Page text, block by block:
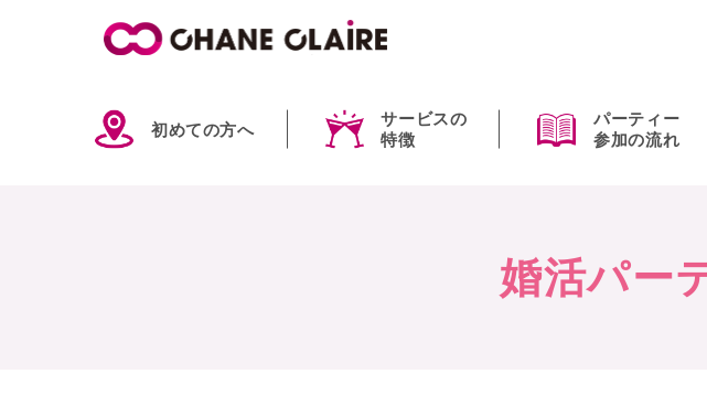
初めての方へ
サービスの
特徴
パーティー
参加の流れ
婚活パー